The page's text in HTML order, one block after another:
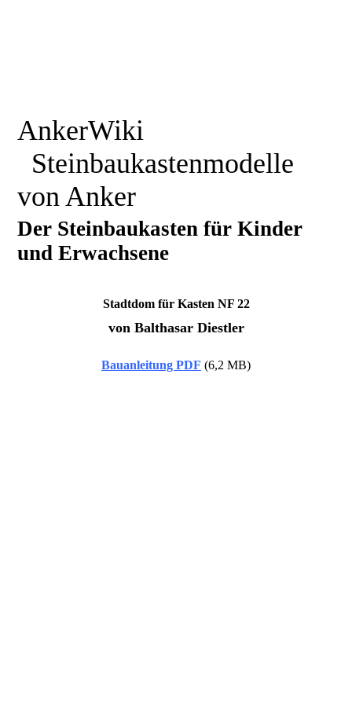
AnkerWiki
Steinbaukastenmodelle
von Anker
Der Steinbaukasten für Kinder
und Erwachsene
Stadtdom für Kasten NF 22
von Balthasar Diestler
Bauanleitung PDF (6,2 MB)